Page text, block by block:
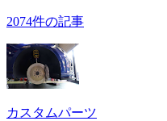
2074件の記事
カスタムパーツ